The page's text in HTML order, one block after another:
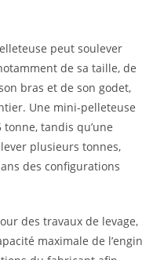
peut soulever
de sa taille, de
bras et de son godet,
Une mini-pelleteuse
tandis qu’une
plusieurs tonnes,
des configurations
des travaux de levage,
maximale de l’engin